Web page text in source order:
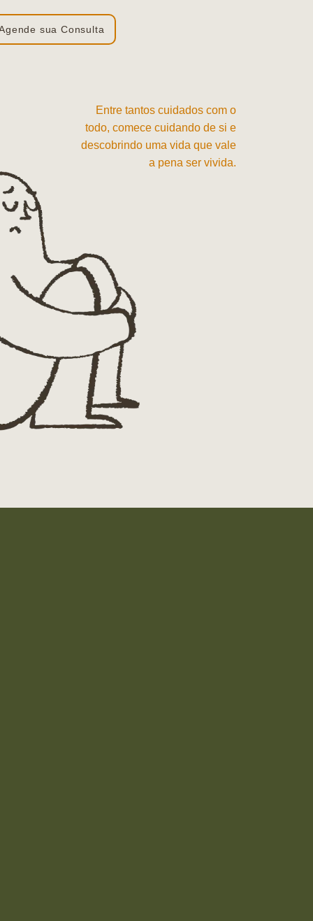
sua Consulta
Entre tantos cuidados com o
todo, comece cuidando de si e
descobrindo uma vida que vale
a pena ser vivida.